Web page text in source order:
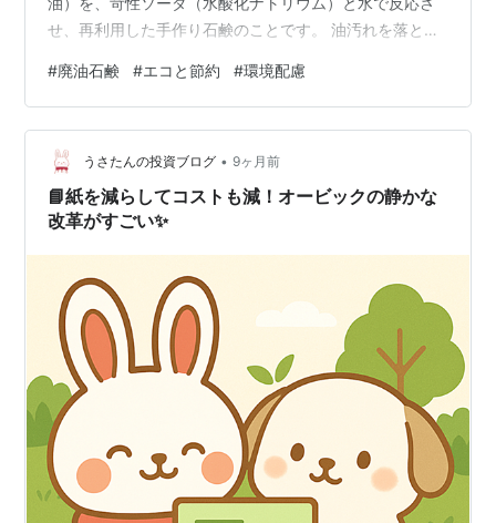
せ、再利用した手作り石鹸のことです。 油汚れを落とす
として適しており、環境負荷も少ないエコなアイテムで
す。 廃油石鹸の特徴 環境に優しい: 廃油を家庭内でリサ
イクルするため、ゴミが減り、排水溝への油流出を防
ぐ。 高い洗浄力: 油汚れに強く、特に換気扇やコンロ周
辺、衣服の襟汚れに効果を発揮。 廃油石鹸は高い洗浄力
を持ちながらも、合成洗剤を含まな…
#廃油石鹸 #エコと節約 #環境配慮
うさたんの投資ブログ • 9ヶ月前
📘紙を減らしてコストも減！オービックの静かな
改革がすごい✨